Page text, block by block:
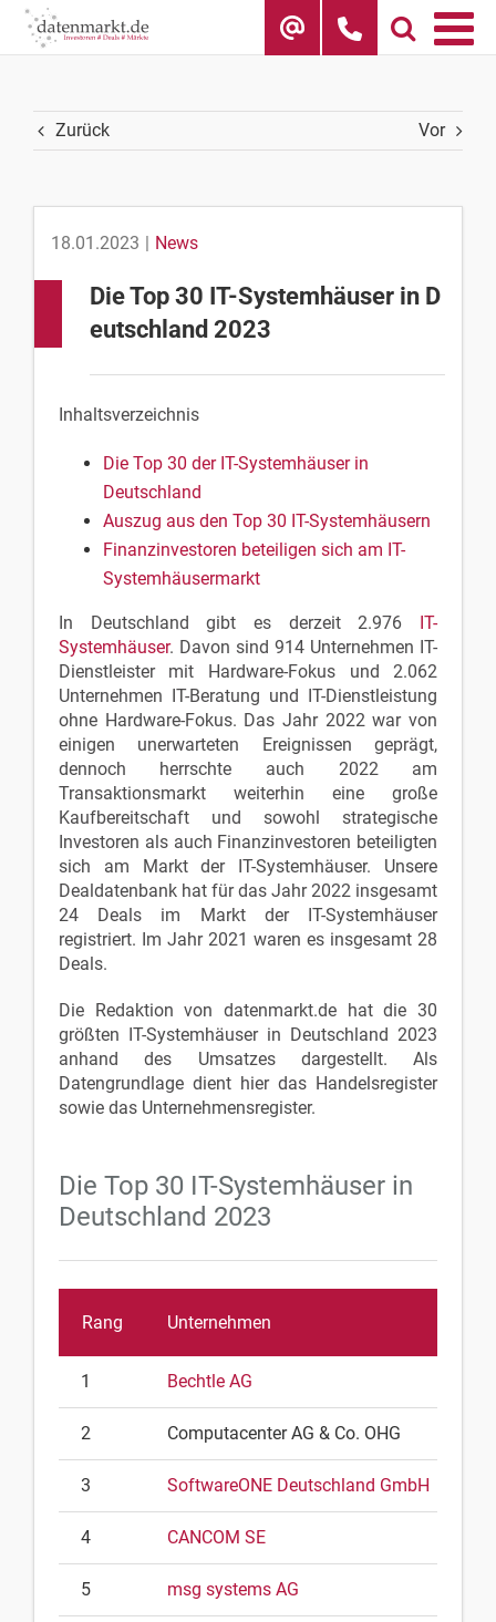
Skip
Zurück Vor
18.01.2023 | News
Die Top 30 IT-Systemhäuser in D
eutschland 2023
Inhaltsverzeichnis
Die Top 30 der IT-Systemhäuser in
Deutschland
Auszug aus den Top 30 IT-Systemhäusern
Finanzinvestoren beteiligen sich am IT-
Systemhäusermarkt
In Deutschland gibt es derzeit 2.976 IT-
Systemhäuser. Davon sind 914 Unternehmen IT-
Dienstleister mit Hardware-Fokus und 2.062
Unternehmen IT-Beratung und IT-Dienstleistung
ohne Hardware-Fokus. Das Jahr 2022 war von
einigen unerwarteten Ereignissen geprägt,
dennoch herrschte auch 2022 am
Transaktionsmarkt weiterhin eine große
Kaufbereitschaft und sowohl strategische
Investoren als auch Finanzinvestoren beteiligten
sich am Markt der IT-Systemhäuser. Unsere
Dealdatenbank hat für das Jahr 2022 insgesamt
24 Deals im Markt der IT-Systemhäuser
registriert. Im Jahr 2021 waren es insgesamt 28
Deals.
Die Redaktion von datenmarkt.de hat die 30
größten IT-Systemhäuser in Deutschland 2023
anhand des Umsatzes dargestellt. Als
Datengrundlage dient hier das Handelsregister
sowie das Unternehmensregister.
Die Top 30 IT-Systemhäuser in
Deutschland 2023
Rang Unternehmen
1 Bechtle AG
2 Computacenter AG & Co. OHG
3 SoftwareONE Deutschland GmbH
4 CANCOM SE
5 msg systems AG